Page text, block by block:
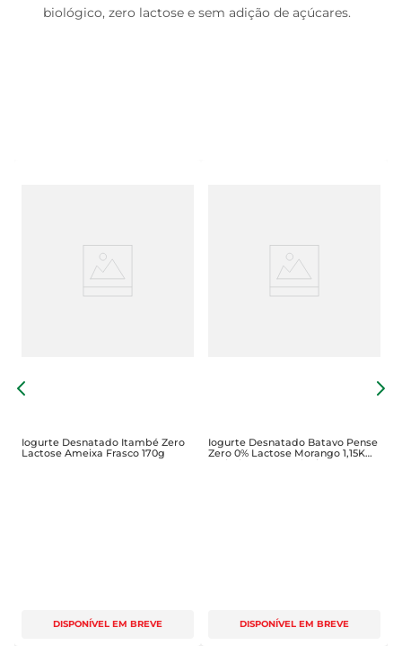
biológico, zero lactose e sem adição de açúcares.
Iogurte Desnatado Itambé Zero
Lactose Ameixa Frasco 170g
DISPONÍVEL EM BREVE
Iogurte Desnatado Batavo Pense
Zero 0% Lactose Morango 1,15Kg
Embalagem Econômica
DISPONÍVEL EM BREVE